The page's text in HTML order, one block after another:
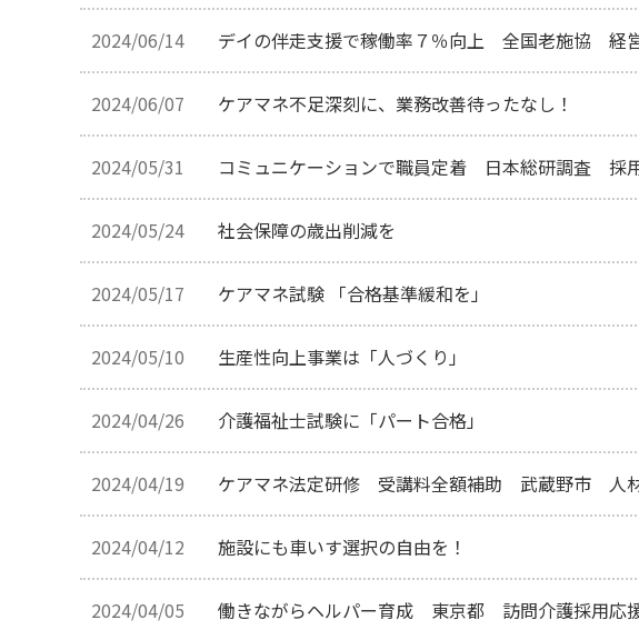
2024/06/14 デイの伴走支援で稼働率７％向上 全国老施協 経
2024/06/07 ケアマネ不足深刻に、業務改善待ったなし！
2024/05/31 コミュニケーションで職員定着 日本総研調査 採
2024/05/24 社会保障の歳出削減を
2024/05/17 ケアマネ試験 「合格基準緩和を」
2024/05/10 生産性向上事業は「人づくり」
2024/04/26 介護福祉士試験に「パート合格」
2024/04/19 ケアマネ法定研修 受講料全額補助 武蔵野市 人
2024/04/12 施設にも車いす選択の自由を！
2024/04/05 働きながらヘルパー育成 東京都 訪問介護採用応